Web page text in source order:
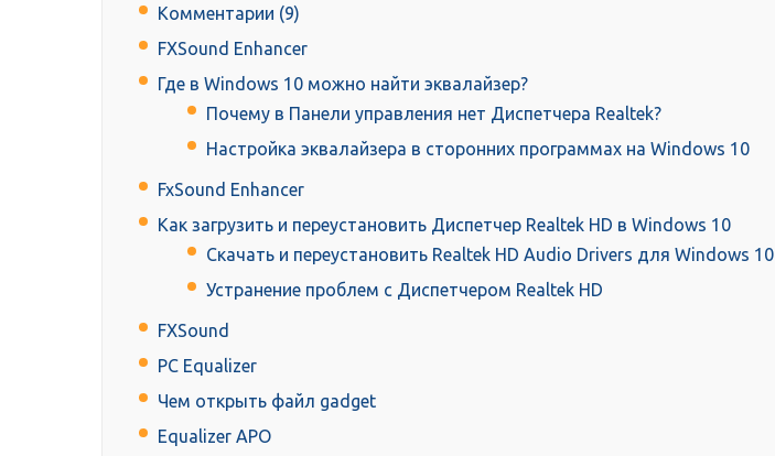
Комментарии (9)
FXSound Enhancer
Где в Windows 10 можно найти эквалайзер?
Почему в Панели управления нет Диспетчера Realtek?
Настройка эквалайзера в сторонних программах на Windows 10
FxSound Enhancer
Как загрузить и переустановить Диспетчер Realtek HD в Windows 10
Скачать и переустановить Realtek HD Audio Drivers для Windows 10
Устранение проблем с Диспетчером Realtek HD
FXSound
PC Equalizer
Чем открыть файл gadget
Equalizer APO